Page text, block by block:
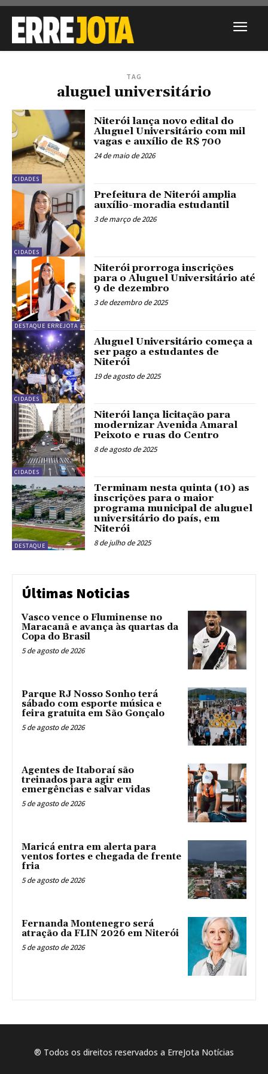
TAG
aluguel universitário
CIDADES
Niterói lança novo edital do
Aluguel Universitário com mil
vagas e auxílio de R$ 700
24 de maio de 2026
CIDADES
Prefeitura de Niterói amplia
auxílio-moradia estudantil
3 de março de 2026
DESTAQUE ERREJOTA
Niterói prorroga inscrições
para o Aluguel Universitário até
9 de dezembro
3 de dezembro de 2025
CIDADES
Aluguel Universitário começa a
ser pago a estudantes de
Niterói
19 de agosto de 2025
CIDADES
Niterói lança licitação para
modernizar Avenida Amaral
Peixoto e ruas do Centro
8 de agosto de 2025
DESTAQUE
Terminam nesta quinta (10) as
inscrições para o maior
programa municipal de aluguel
universitário do país, em
Niterói
8 de julho de 2025
Últimas Noticias
Vasco vence o Fluminense no
Maracanã e avança às quartas da
Copa do Brasil
5 de agosto de 2026
Parque RJ Nosso Sonho terá
sábado com esporte música e
feira gratuita em São Gonçalo
5 de agosto de 2026
Agentes de Itaboraí são
treinados para agir em
emergências e salvar vidas
5 de agosto de 2026
Maricá entra em alerta para
ventos fortes e chegada de frente
fria
5 de agosto de 2026
Fernanda Montenegro será
atração da FLIN 2026 em Niterói
5 de agosto de 2026
® Todos os direitos reservados a ErreJota Notícias